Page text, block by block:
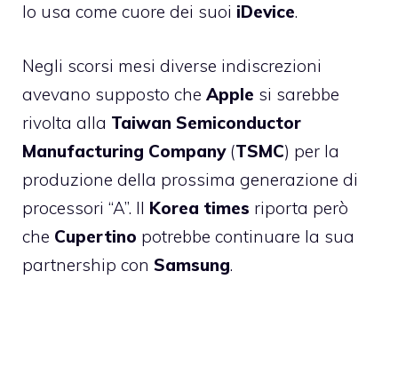
lo usa come cuore dei suoi iDevice.
Negli scorsi mesi diverse indiscrezioni
avevano supposto che Apple si sarebbe
rivolta alla Taiwan Semiconductor
Manufacturing Company(TSMC) per la
produzione della prossima generazione di
processori “A”. Il Korea times riporta però
che Cupertino potrebbe continuare la sua
partnership con Samsung.